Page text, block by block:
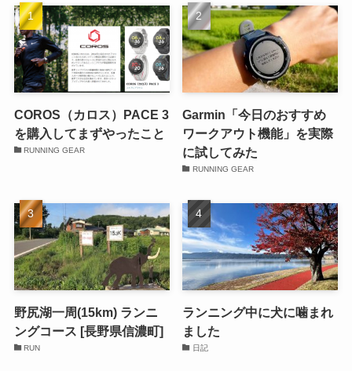
COROS（カロス）PACE 3
を購入してまずやったこと
RUNNING GEAR
Garmin「今日のおすすめ
ワークアウト機能」を実際
に試してみた
RUNNING GEAR
野尻湖一周(15km) ランニ
ングコース [長野県信濃町]
RUN
ランニング中に犬に噛まれ
ました
日記